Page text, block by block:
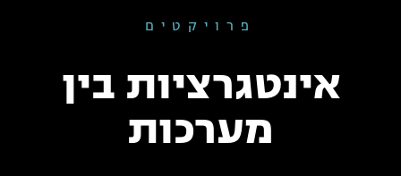
פרויקטים
אינטגרציות בין
מערכות